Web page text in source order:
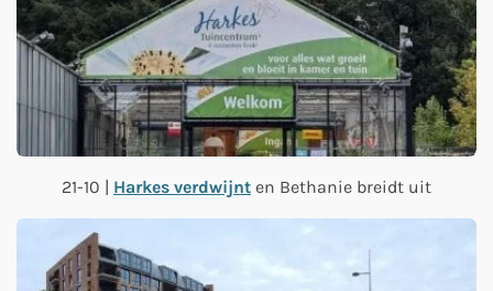
21-10 | Harkes verdwijnt en Bethanie breidt uit